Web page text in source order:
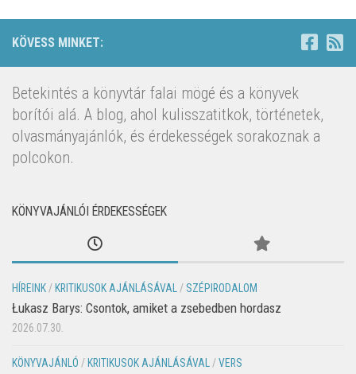
KÖVESS MINKET:
Betekintés a könyvtár falai mögé és a könyvek
borítói alá. A blog, ahol kulisszatitkok, történetek,
olvasmányajánlók, és érdekességek sorakoznak a
polcokon.
KÖNYVAJÁNLÓI ÉRDEKESSÉGEK
HÍREINK/ KRITIKUSOK AJÁNLÁSÁVAL/ SZÉPIRODALOM
Łukasz Barys: Csontok, amiket a zsebedben hordasz
2026.07.30.
KÖNYVAJÁNLÓ / KRITIKUSOK AJÁNLÁSÁVAL/VERS